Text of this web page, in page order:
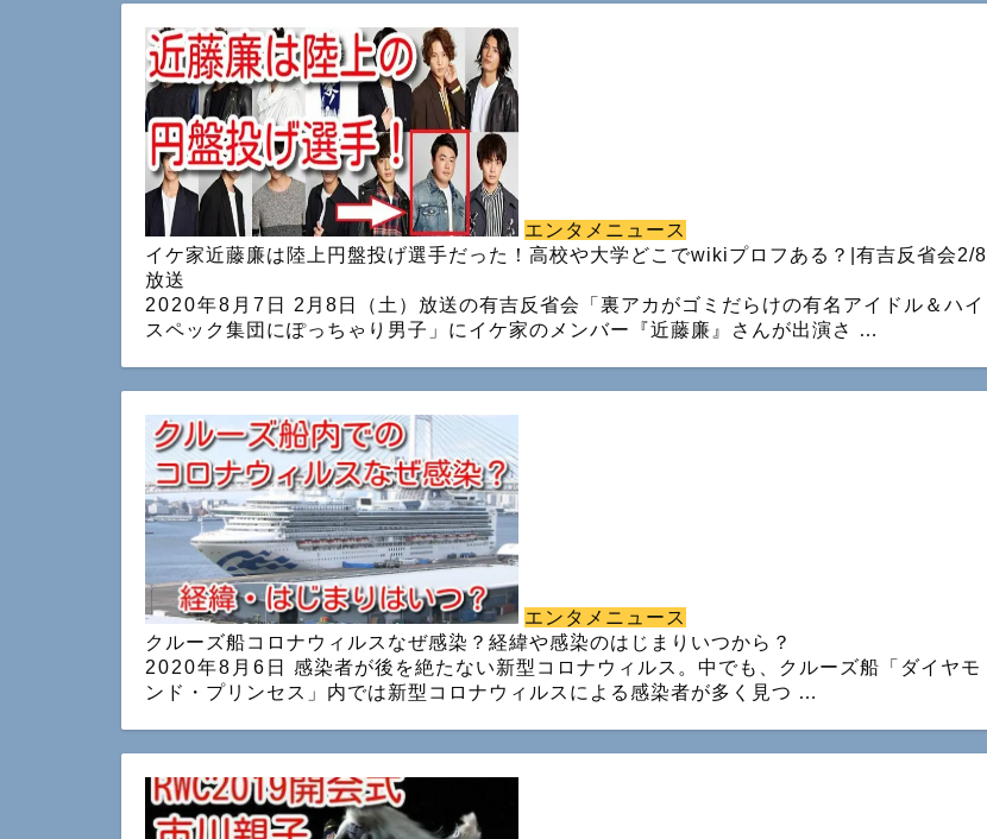
エンタメニュース
イケ家近藤廉は陸上円盤投げ選手だった！高校や大学どこでwikiプロフある？|有吉反省会2/8
放送
2020年8月7日
2月8日（土）放送の有吉反省会「裏アカがゴミだらけの有名アイドル＆ハイ
スペック集団にぽっちゃり男子」にイケ家のメンバー『近藤廉』さんが出演さ …
エンタメニュース
クルーズ船コロナウィルスなぜ感染？経緯や感染のはじまりいつから？
2020年8月6日
感染者が後を絶たない新型コロナウィルス。中でも、クルーズ船「ダイヤモ
ンド・プリンセス」内では新型コロナウィルスによる感染者が多く見つ …